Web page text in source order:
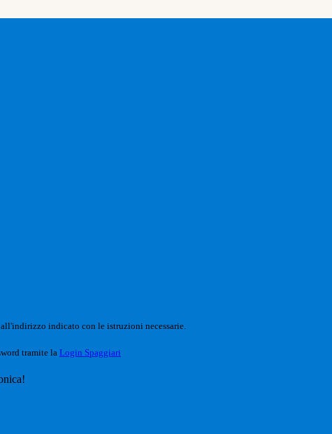
indicato con le istruzioni necessarie.
tramite la Login Spaggiari